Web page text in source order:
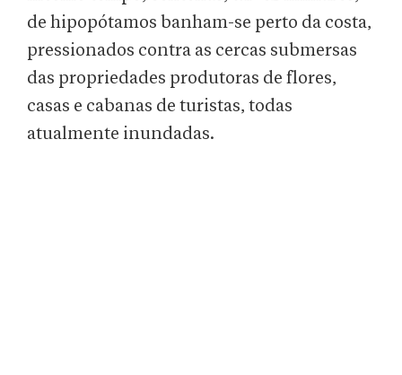
de hipopótamos banham-se perto da costa,
pressionados contra as cercas submersas
das propriedades produtoras de flores,
casas e cabanas de turistas, todas
atualmente inundadas.